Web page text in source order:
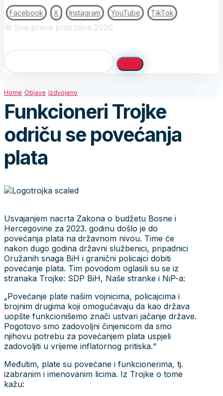
Facebook X Instagram YouTube TikTok
© Sva prava pridržana 2026
Home Objave Izdvojeno
Funkcioneri Trojke
odriču se povećanja
plata
Usvajanjem nacrta Zakona o budžetu Bosne i
Hercegovine za 2023. godinu došlo je do
povećanja plata na državnom nivou. Time će
nakon dugo godina državni službenici, pripadnici
Oružanih snaga BiH i granični policajci dobiti
povećanje plata. Tim povodom oglasili su se iz
stranaka Trojke: SDP BiH, Naše stranke i NiP-a:
„Povećanje plate našim vojnicima, policajcima i
brojnim drugima koji omogućavaju da kao država
uopšte funkcionišemo znači ustvari jačanje države.
Pogotovo smo zadovoljni činjenicom da smo
njihovu potrebu za povećanjem plata uspjeli
zadovoljiti u vrijeme inflatornog pritiska.“
Međutim, plate su povećane i funkcionerima, tj.
izabranim i imenovanim licima. Iz Trojke o tome
kažu: